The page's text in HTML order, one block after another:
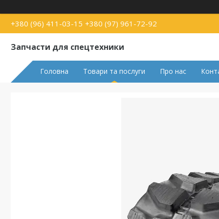
+380 (96) 411-03-15 +380 (97) 961-72-92
Запчасти для спецтехники
Головна Товари та послуги Про нас